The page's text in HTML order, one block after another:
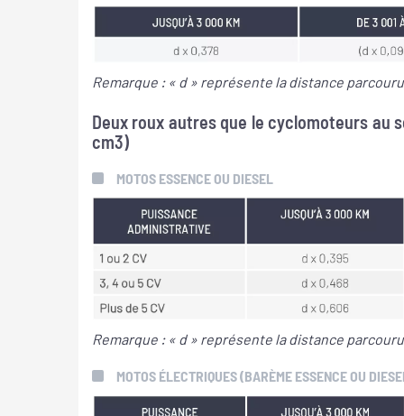
Remarque : « d » représente la distance
Deux roux autres que le cyclomoteurs au
cm3)
MOTOS ESSENCE OU DIESEL
Remarque : « d » représente la distance
MOTOS ÉLECTRIQUES (BARÈME ESSENCE OU